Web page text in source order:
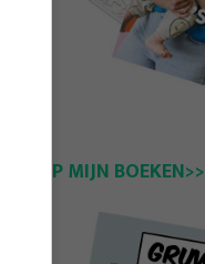
KOOP MIJN BOEKEN>>